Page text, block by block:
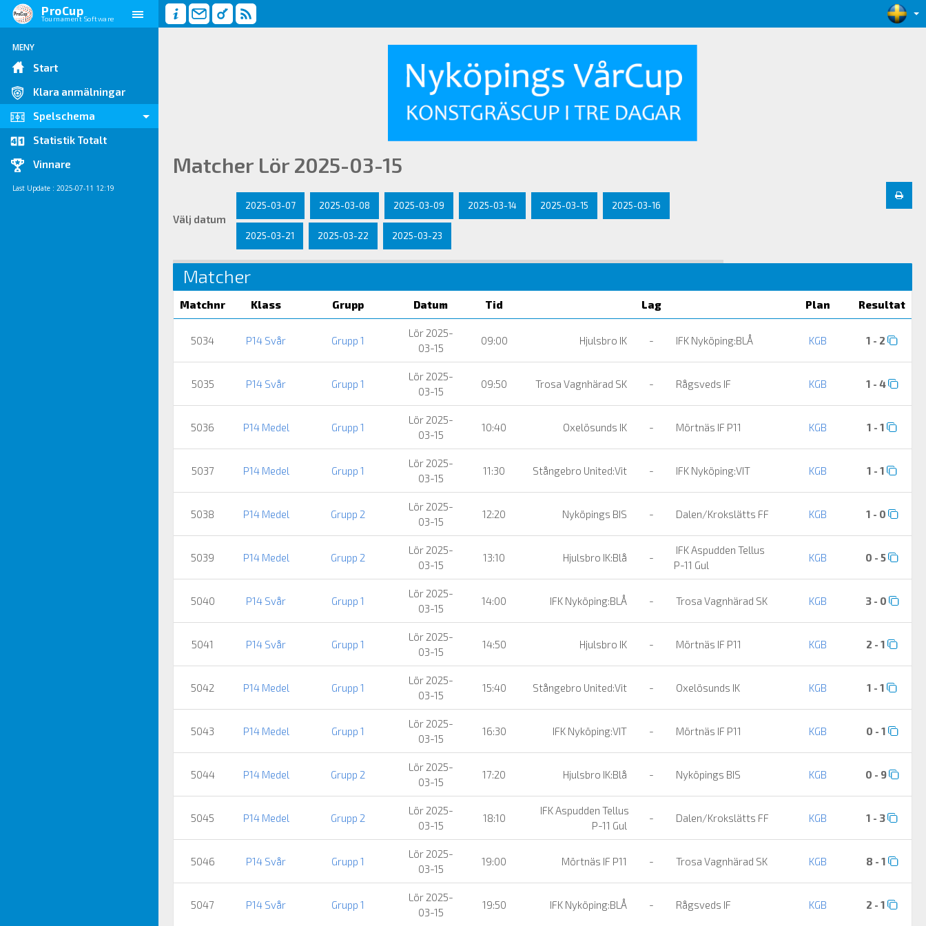
ProCup
Tournament Software
MENY
Start
Klara anmälningar
Spelschema
Statistik Totalt
Vinnare
Last Update : 2025-07-11 12:19
Matcher Lör 2025-03-15
Välj datum
2025-03-07 2025-03-08 2025-03-09 2025-03-14 2025-03-15 2025-03-16
2025-03-21 2025-03-22 2025-03-23
Matcher
Matchnr Klass Grupp Datum Tid Lag Plan Resultat
5034 P14 Svår Grupp 1
Lör 2025-
03-15
09:00 Hjulsbro IK - IFK Nyköping:BLÅ KGB 1 - 2
5035 P14 Svår Grupp 1
Lör 2025-
03-15
09:50 Trosa Vagnhärad SK - Rågsveds IF KGB 1 - 4
5036 P14 Medel Grupp 1
Lör 2025-
03-15
10:40 Oxelösunds IK - Mörtnäs IF P11 KGB 1 - 1
5037 P14 Medel Grupp 1
Lör 2025-
03-15
11:30 Stångebro United:Vit - IFK Nyköping:VIT KGB 1 - 1
5038 P14 Medel Grupp 2
Lör 2025-
03-15
12:20 Nyköpings BIS - Dalen/Krokslätts FF KGB 1 - 0
5039 P14 Medel Grupp 2
Lör 2025-
03-15
13:10 Hjulsbro IK:Blå -
IFK Aspudden Tellus
P-11 Gul
KGB 0 - 5
5040 P14 Svår Grupp 1
Lör 2025-
03-15
14:00 IFK Nyköping:BLÅ - Trosa Vagnhärad SK KGB 3 - 0
5041 P14 Svår Grupp 1
Lör 2025-
03-15
14:50 Hjulsbro IK - Mörtnäs IF P11 KGB 2 - 1
5042 P14 Medel Grupp 1
Lör 2025-
03-15
15:40 Stångebro United:Vit - Oxelösunds IK KGB 1 - 1
5043 P14 Medel Grupp 1
Lör 2025-
03-15
16:30 IFK Nyköping:VIT - Mörtnäs IF P11 KGB 0 - 1
5044 P14 Medel Grupp 2
Lör 2025-
03-15
17:20 Hjulsbro IK:Blå - Nyköpings BIS KGB 0 - 9
5045 P14 Medel Grupp 2
Lör 2025-
03-15
18:10
IFK Aspudden Tellus
P-11 Gul
- Dalen/Krokslätts FF KGB 1 - 3
5046 P14 Svår Grupp 1
Lör 2025-
03-15
19:00 Mörtnäs IF P11 - Trosa Vagnhärad SK KGB 8 - 1
5047 P14 Svår Grupp 1
Lör 2025-
03-15
19:50 IFK Nyköping:BLÅ - Rågsveds IF KGB 2 - 1